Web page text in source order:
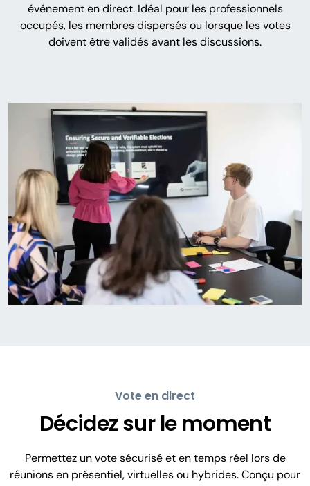
événement en direct. Idéal pour les professionnels
occupés, les membres dispersés ou lorsque les votes
doivent être validés avant les discussions.
Vote en direct
Décidez sur le moment
Permettez un vote sécurisé et en temps réel lors de
réunions en présentiel, virtuelles ou hybrides. Conçu pour